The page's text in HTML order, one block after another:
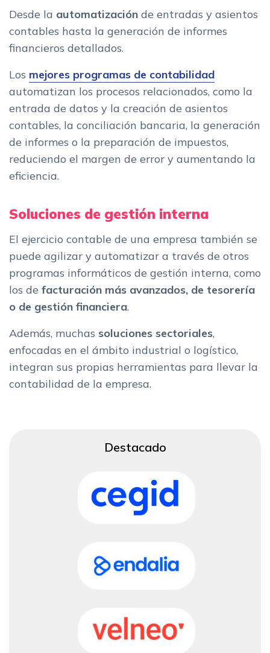
Desde la automatización de entradas y asientos
contables hasta la generación de informes
financieros detallados.
Los mejores programas de contabilidad
automatizan los procesos relacionados, como la
entrada de datos y la creación de asientos
contables, la conciliación bancaria, la generación
de informes o la preparación de impuestos,
reduciendo el margen de error y aumentando la
eficiencia.
Soluciones de gestión interna
El ejercicio contable de una empresa también se
puede agilizar y automatizar a través de otros
programas informáticos de gestión interna, como
los de facturación más avanzados, de tesorería
o de gestión financiera.
Además, muchas soluciones sectoriales,
enfocadas en el ámbito industrial o logístico,
integran sus propias herramientas para llevar la
contabilidad de la empresa.
Destacado